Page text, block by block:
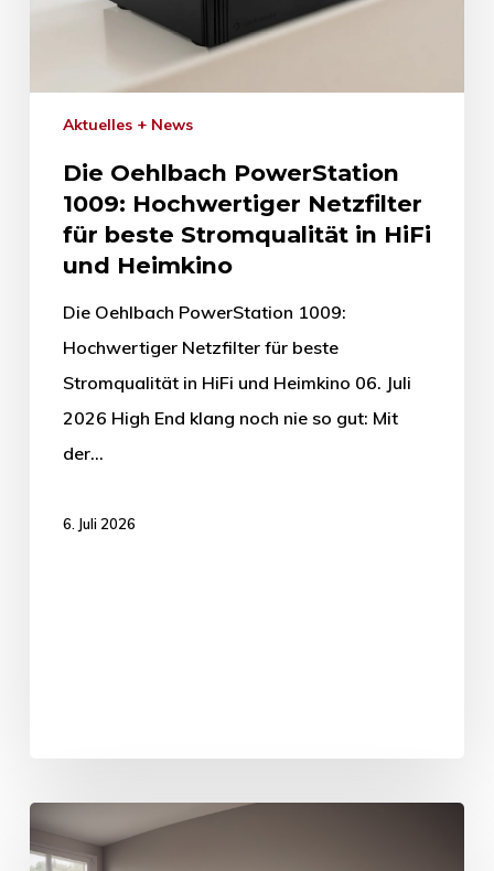
Aktuelles + News
Die Oehlbach PowerStation
1009: Hochwertiger Netzfilter
für beste Stromqualität in HiFi
und Heimkino
Die Oehlbach PowerStation 1009:
Hochwertiger Netzfilter für beste
Stromqualität in HiFi und Heimkino 06. Juli
2026 High End klang noch nie so gut: Mit
der…
6. Juli 2026